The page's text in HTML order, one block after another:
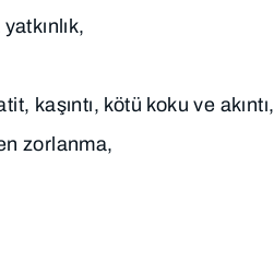
kaşıntı, kötü koku ve akıntı,
zorlanma,